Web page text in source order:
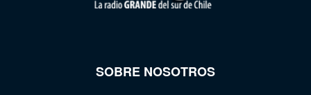
SOBRE NOSOTROS